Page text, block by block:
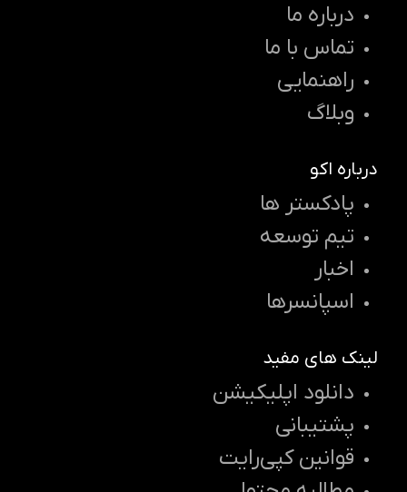
درباره ما
تماس با ما
راهنمایی
وبلاگ
درباره اکو
پادکستر ها
تیم توسعه
اخبار
اسپانسرها
لینک های مفید
دانلود اپلیکیشن
پشتیبانی
قوانین کپی‌رایت